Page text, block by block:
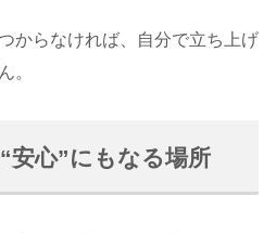
からなければ、自分で立ち上げ
。
安心”にもなる場所